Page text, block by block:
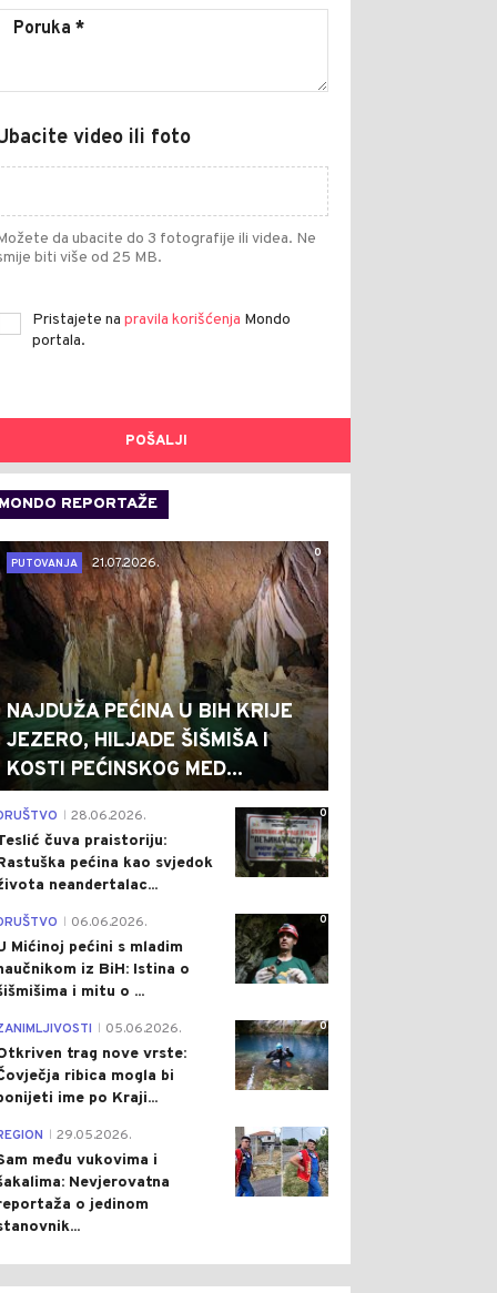
video ili foto
da ubacite do 3 fotografije ili videa. Ne
biti više od 25 MB.
Pristajete na pravila korišćenja Mondo
portala.
POŠALJI
MONDO REPORTAŽE
0
PUTOVANJA
21.07.2026.
NAJDUŽA PEĆINA U BIH KRIJE
JEZERO, HILJADE ŠIŠMIŠA I
KOSTI PEĆINSKOG MED...
0
28.06.2026.
čuva praistoriju:
pećina kao svjedok
neandertalac...
0
06.06.2026.
Mićinoj pećini s mladim
iz BiH: Istina o
i mitu o ...
0
05.06.2026.
trag nove vrste:
ribica mogla bi
ime po Kraji...
0
29.05.2026.
među vukovima i
Nevjerovatna
o jedinom